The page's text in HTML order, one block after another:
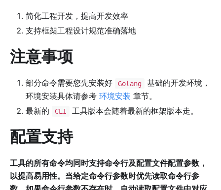
简化工程开发，提高开发效率
支持框架工程设计规范准确落地
注意事项
部分命令需要您先安装好 Golang
基础的开发环境，
环境安装具体请参考 环境安装 章节。
最新的
CLI 工具版本会随着最新的框架版本走。
配置支持
工具的所有命令均同时支持命令行及配置文件配置参数，
以提高易用性。当给定命令行参数时优先读取命令行参